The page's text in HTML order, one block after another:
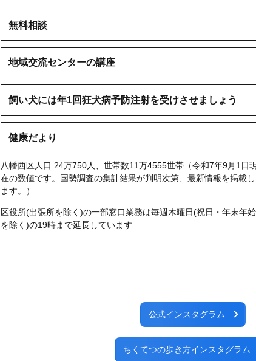
無料相談
地域交流センターの講座
飼い犬には年1回狂犬病予防注射を受けさせましょう
健康だより
八幡西区人口 24万750人、世帯数11万4555世帯（令和7年9月1日
在の数値です。国勢調査の集計結果が判明次第、最新情報を掲載し
ます。）
区役所(出張所を除く)の一部窓口業務は毎週木曜日(祝日・年末年始
を除く)の19時まで延長しています
公式インスタグラム
ちくてつの歩き方インスタグラム